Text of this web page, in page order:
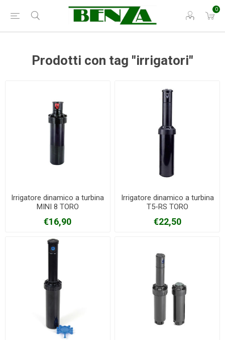
0
Prodotti con tag "irrigatori"
Irrigatore dinamico a turbina
MINI 8 TORO
€16,90
Irrigatore dinamico a turbina
T5-RS TORO
€22,50